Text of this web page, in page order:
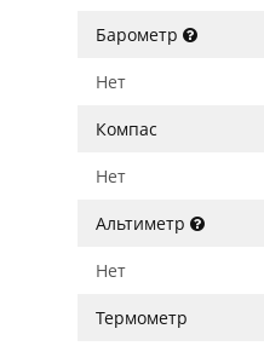
Барометр
Нет
Компас
Нет
Альтиметр
Нет
Термометр